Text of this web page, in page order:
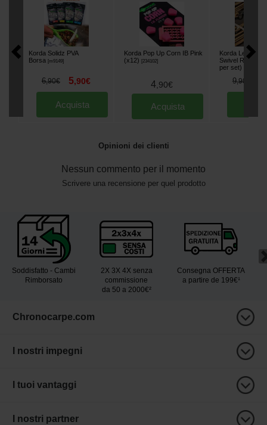
Korda Solidz PVA
Borsa
[m9149]
6,90€ 5,90€
Acquista
Korda Pop Up Corn IB Pink
(x12)
234102]
4 90€
Acquista
Korda
Swivel Ring 1m
per set)
9,90
Opinioni dei clienti
Nessun commento per il momento
Scrivere una recensione per quel prodotto
Soddisfatto - Cambi
Rimborsato
2X 3X 4X senza
commissione
da 50 a 2000€²
Consegna OFFERTA
a partire de 199€¹
Chronocarpe.com
I nostri impegni
I tuoi vantaggi
I nostri partner